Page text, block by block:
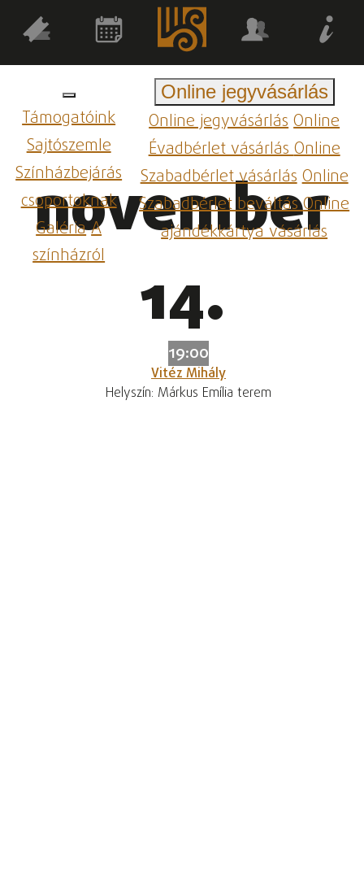
Támogatóink
Sajtószemle
Színházbejárás
csoportoknak
GalériaA
színházról
Online jegyvásárlás
Online jegyvásárlásOnline
Évadbérlet vásárlásOnline
Szabadbérlet vásárlásOnline
Szabadbérlet beváltásOnline
ajándékkártya vásárlás
november
14.
19:00
Vitéz Mihály
Helyszín: Márkus Emília terem